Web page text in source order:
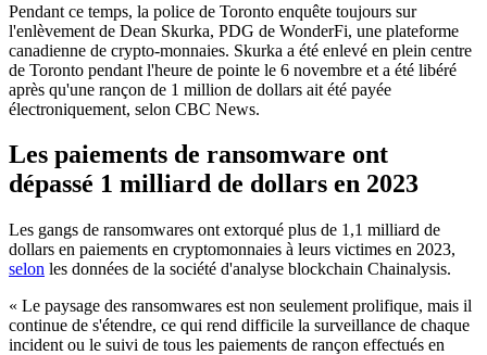
Pendant ce temps, la police de Toronto enquête toujours sur
l'enlèvement de Dean Skurka, PDG de WonderFi, une plateforme
canadienne de crypto-monnaies. Skurka a été enlevé en plein centre
de Toronto pendant l'heure de pointe le 6 novembre et a été libéré
après qu'une rançon de 1 million de dollars ait été payée
électroniquement, selon CBC News.
Les paiements de ransomware ont
dépassé 1 milliard de dollars en 2023
Les gangs de ransomwares ont extorqué plus de 1,1 milliard de
dollars en paiements en cryptomonnaies à leurs victimes en 2023,
selon les données de la société d'analyse blockchain Chainalysis.
« Le paysage des ransomwares est non seulement prolifique, mais il
continue de s'étendre, ce qui rend difficile la surveillance de chaque
incident ou le suivi de tous les paiements de rançon effectués en